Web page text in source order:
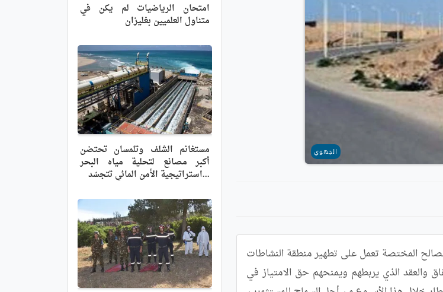
الجهوي
امتحان الرياضيات لم يكن في
متناول العلميين بغليزان
مستغانم الشلف وتلمسان تحتضن
أكبر مصانع لتحلية مياه البحر
...استراتيجية الأمن المائي تتجسّد